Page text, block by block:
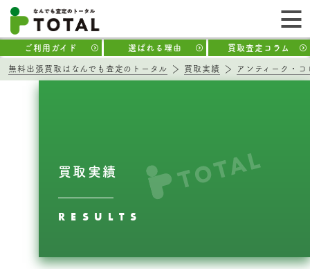
ご利用ガイド 選ばれる理由 買取査定コラム
無料出張買取はなんでも査定のトータル 買取実績 アンティーク・
買取実績
RESULTS